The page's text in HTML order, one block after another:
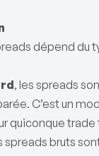
dépend du
, les spreads
C’est un
quiconque
spreads bruts